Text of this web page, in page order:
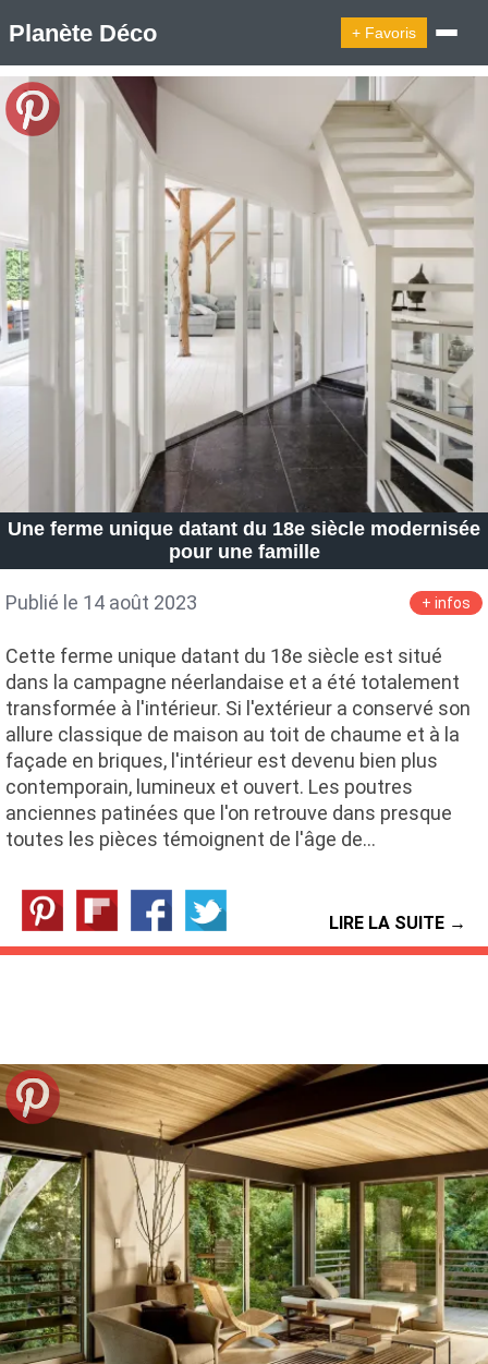
Planète Déco + Favoris
🔍︎ Rechercher
Cabanes
Decoration Noël
Design Suédois En Quelques Photos
Idées Déco En 10 Photos
La Semaine Décoration Et Design
Maison En Ville
Méli-Mélo Suédois
Publi Reportage
Interieurs Scandinaves
La Décoration Selon Votre Signe Astrologique
Les Trouvailles Déco Du Jour
Loft
Maison Appartement Écologique
Maison Container/container House
Maison D'hôtes
Maison Et Appartement Vintage
On Décode La Déco
Petite Surface
Piscine Question De Style
Renovation
Revue De Week End
Tiny House
Une ferme unique datant du 18e siècle modernisée
pour une famille
Publié le 14 août 2023 + infos
Cette ferme unique datant du 18e siècle est situé
dans la campagne néerlandaise et a été totalement
transformée à l'intérieur. Si l'extérieur a conservé son
allure classique de maison au toit de chaume et à la
façade en briques, l'intérieur est devenu bien plus
contemporain, lumineux et ouvert. Les poutres
anciennes patinées que l'on retrouve dans presque
toutes les pièces témoignent de l'âge de…
LIRE LA SUITE →